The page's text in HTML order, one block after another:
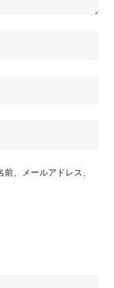
、メールアドレス、